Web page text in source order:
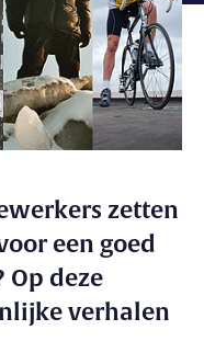
zetten
een goed
Op deze
verhalen